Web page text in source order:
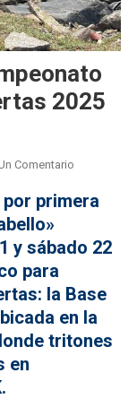
2025
ComentarioEn
Arrasa
De
Aguas
2025
primera
y sábado 22
para
la Base
en la
tritones
en